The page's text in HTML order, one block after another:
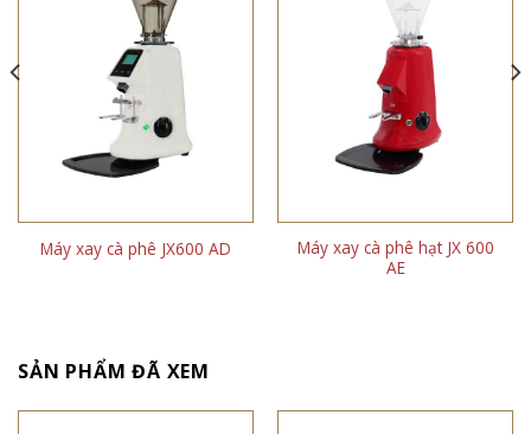
Máy xay cà phê JX600 AD
Máy xay cà phê hạt JX 600
AE
SẢN PHẨM ĐÃ XEM